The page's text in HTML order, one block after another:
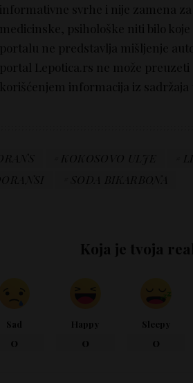
informativne svrhe i nije zamena
medicinske, psihološke niti bilo
portalu ne predstavlja mišljenje
portal Lepotica.rs ne može
korišćenjem informacija iz sadržaja
Koja je tvoja
Sad Happy Sleepy